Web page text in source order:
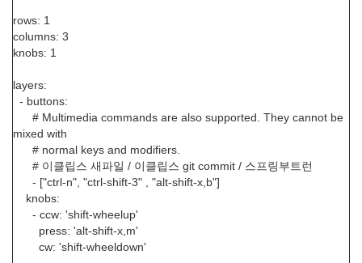
rows: 1
columns: 3
knobs: 1
layers:
- buttons:
# Multimedia commands are also supported. They cannot be
mixed with
# normal keys and modifiers.
# 이클립스 새파일 / 이클립스 git commit / 스프링부트런
- ["ctrl-n", "ctrl-shift-3" , "alt-shift-x,b"]
knobs:
- ccw: 'shift-wheelup'
press: 'alt-shift-x,m'
cw: 'shift-wheeldown'